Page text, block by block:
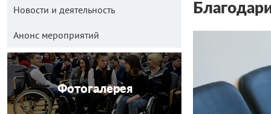
Новости и деятельность
Анонс мероприятий
Фотогалерея